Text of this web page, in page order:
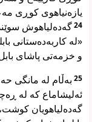
یازەنیاهوی کوڕی
24گەدەلیاهوش
«لە کاربەدەستانی
و خزمەتی پاشای
25 بەڵام لە مانگی
ئەلیشاماع کە لە
گەدەلیاهویان کوشت،